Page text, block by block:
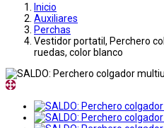
Inicio
Auxiliares
Perchas
Vestidor portatil, Perchero
ruedas, color blanco